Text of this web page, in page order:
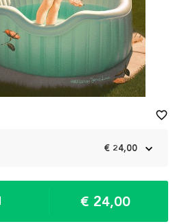
€ 24,00
€ 24,00
favorite_border